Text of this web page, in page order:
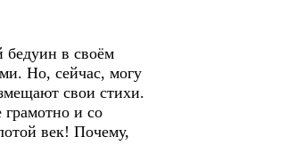
бедуин в своём
Но, сейчас, могу
свои стихи.
и со
век! Почему,